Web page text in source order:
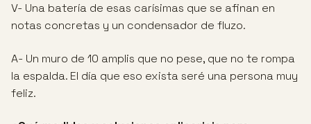
V- Una batería de esas carísimas que se afinan en
notas concretas y un condensador de fluzo.
A- Un muro de 10 amplis que no pese, que no te rompa
la espalda. El día que eso exista seré una persona muy
feliz.